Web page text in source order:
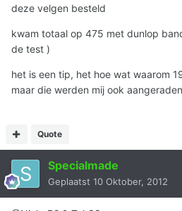
deze velgen besteld
kwam totaal op 475 met dunlop
de test )
het is een tip, het hoe wat waarom
maar die werden mij ook aangeraden
Quote
Specialmade
Geplaatst 10 Oktober, 2012